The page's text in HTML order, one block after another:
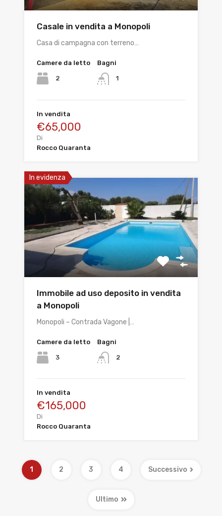
Casale in vendita a Monopoli
Casa di campagna con terreno…
Camere da letto
2
Bagni
1
In vendita
€65,000
Di
Rocco Quaranta
In evidenza
Immobile ad uso deposito in vendita
a Monopoli
Monopoli – Contrada Vagone |…
Camere da letto
3
Bagni
2
In vendita
€165,000
Di
Rocco Quaranta
1 2 3 4 Successivo
Ultimo